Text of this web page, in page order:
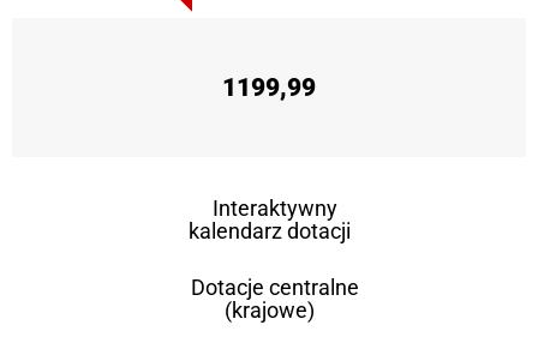
1199,99
Interaktywny
kalendarz dotacji
Dotacje centralne
(krajowe)